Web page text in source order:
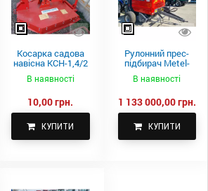
Косарка садова
навісна КСН-1,4/2
В наявності
10,00 грн.
КУПИТИ
Рулонний прес-
підбирач Metel-
Fach Z 587
В наявності
1 133 000,00 грн.
КУПИТИ